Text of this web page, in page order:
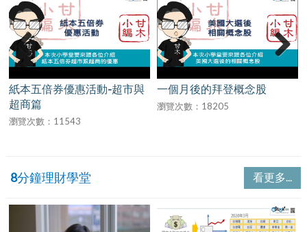
紙本五倍券優惠活動-超市與
超商篇
瀏覽次數：11543
一個月後的拜登概念股
瀏覽次數：18205
Previous Next
8分鐘理財學堂 看更多...